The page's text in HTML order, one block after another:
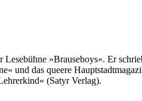
»Brauseboys«. Er
und das queere
(Satyr Verlag).